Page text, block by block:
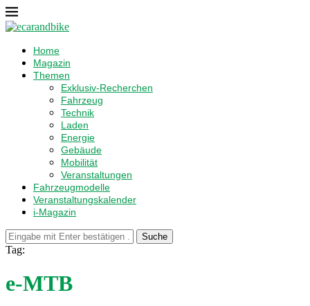
Home
Magazin
Themen
Exklusiv-Recherchen
Fahrzeug
Technik
Laden
Energie
Gebäude
Mobilität
Veranstaltungen
Fahrzeugmodelle
Veranstaltungskalender
i-Magazin
Suche
Tag:
e-MTB